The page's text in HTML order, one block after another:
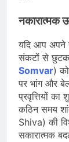
नकारात्मक
यदि आप अपने
संकटों से
Somvar)
पर भांग और
प्रवृत्तियों
कठिन समय
Shiva) की
सकारात्मक